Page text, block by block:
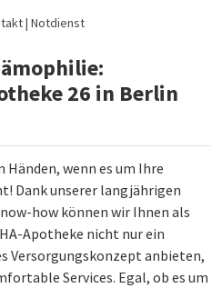
Notdienst
26 in Berlin
Händen, wenn es um Ihre
Dank unserer langjährigen
how können wir Ihnen als
Apotheke nicht nur ein
Versorgungskonzept anbieten,
Services. Egal, ob es um